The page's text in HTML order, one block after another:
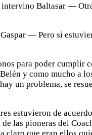
Baltasar — Otra
— Pero si
para poder cumplir
y como mucho a
un problema, se
estuvieron de
las pioneras del